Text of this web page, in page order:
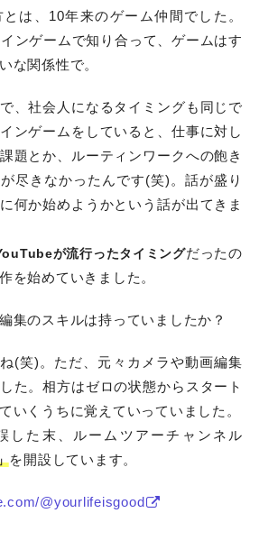
は、10年来のゲーム仲間でした。
ンゲームで知り合って、ゲームはす
な関係性で。
、社会人になるタイミングも同じで
ンゲームをしていると、仕事に対し
題とか、ルーティンワークへの飽き
尽きなかったんです(笑)。話が盛り
何か始めようかという話が出てきま
が流行ったタイミングだったの
を始めていきました。
のスキルは持っていましたか？
(笑)。ただ、元々カメラや動画編集
た。相方はゼロの状態からスタート
いくうちに覚えていっていました。
した末、ルームツアーチャンネル
を開設しています。
@yourlifeisgood